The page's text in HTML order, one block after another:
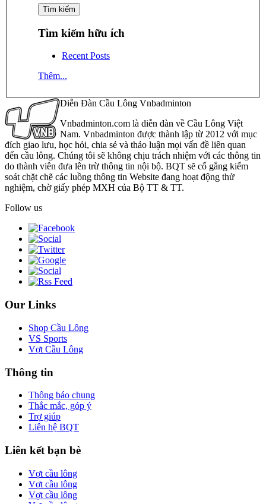
Tìm kiếm hữu ích
Recent Posts
Thêm...
Diễn Đàn Cầu Lông Vnbadminton
Vnbadminton.com là diễn đàn về Cầu Lông Việt
Nam. Vnbadminton được thành lập từ 2012 với mục
đích giao lưu, học hỏi, chia sẻ và thảo luận mọi vấn đề liên quan
đến cầu lông. Chúng tôi sẽ không chịu trách nhiệm với các thông tin
do thành viên đưa lên trừ thông tin nội bộ. BQT sẽ cố gắng kiểm
soát chặt chẽ các luồng thông tin Website đang hoạt động thử
nghiệm, chờ giấy phép MXH của Bộ TT & TT.
Follow us
Our Links
Shop Cầu Lông
VS Sports
Vợt Cầu Lông
Thông tin
Thông báo chung
Thắc mắc, góp ý
Trợ giúp
Liên hệ BQT
Liên kết bạn bè
Vợt cầu lông
Vợt cầu lông
Vợt cầu lông